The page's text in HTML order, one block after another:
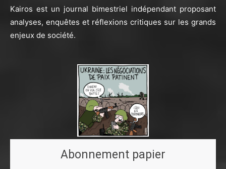
Kairos est un journal bimestriel indépendant proposant
analyses, enquêtes et réflexions critiques sur les grands
enjeux de société.
Abonnement papier